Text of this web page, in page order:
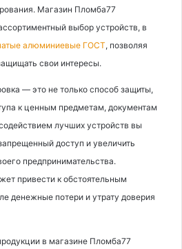
Магазин Пломба77
выбор устройств, в
алюминиевые ГОСТ, позволяя
свои интересы.
— это не только способ защиты,
к ценным предметам, документам
лучших устройств вы
доступ и увеличить
предпринимательства.
привести к обстоятельным
денежные потери и утрату доверия
в магазине Пломба77